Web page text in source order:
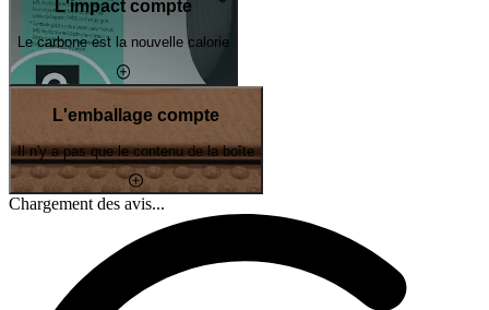
L'impact compte
Le carbone est la nouvelle calorie
L'emballage compte
Il n'y a pas que le contenu de la boîte
Chargement des avis...